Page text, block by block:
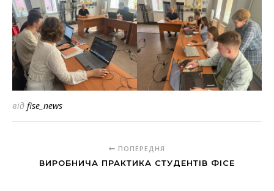
від fise_news
ПОПЕРЕДНЯ
ВИРОБНИЧА ПРАКТИКА СТУДЕНТІВ ФІСЕ